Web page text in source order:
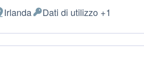
IrlandaDati
Personali
trattati:
Dati di utilizzo +1